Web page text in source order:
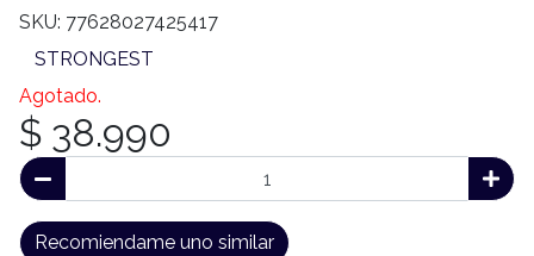
SKU: 77628027425417
STRONGEST
Agotado.
$ 38.990
Recomiendame uno similar